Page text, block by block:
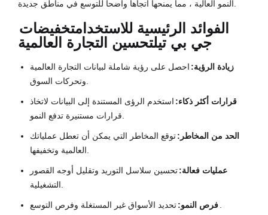
النمو العالية ، مما يمنحها اتجاها واضحا للتوسع في مناطق جديدة.
الفوائد الرئيسية للاستخدامتخفيضات
جي بي تيلتحسين التجارة العالمية
زيادة الرؤية: احصل على رؤية شاملة لبيانات التجارة العالمية
وتحركات السوق.
قرارات أكثر ذكاء: استخدم الرؤى المستندة إلى البيانات لاتخاذ
قرارات مستنيرة تدفع النمو.
الحد من المخاطر:توقع المخاطر التي يمكن أن تعطل عملياتك
العالمية وتخفيفها.
عمليات فعالة:تحسين سلاسل التوريد وتقليل أوجه القصور
التشغيلية.
فرص النمو:تحديد الأسواق غير المستغلة وفرص التوسع.